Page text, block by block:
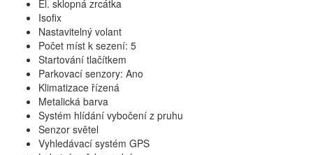
El. sklopná zrcátka
Isofix
Nastavitelný volant
Počet míst k sezení: 5
Startování tlačítkem
Parkovací senzory: Ano
Klimatizace řízená
Metalická barva
Systém hlídání vybočení z pruhu
Senzor světel
Vyhledávací systém GPS